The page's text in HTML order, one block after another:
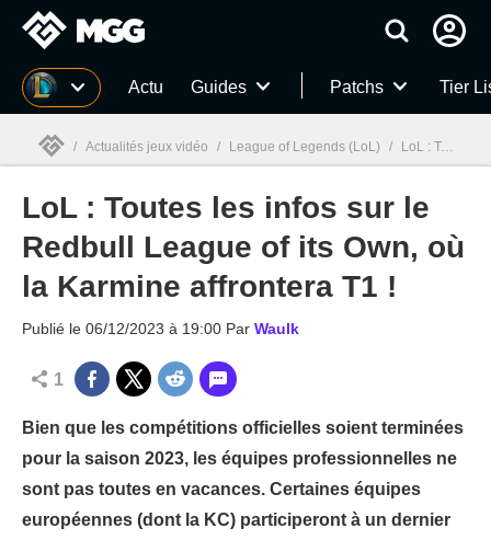
MGG Actu Guides Patchs Tier
MGG
/ Actualités jeux vidéo / League of Legends (LoL) / LoL : Toutes les infos sur le Redbull League of its Own, où la Karmine affrontera T1 !
LoL : Toutes les infos sur le
Redbull League of its Own, où
la Karmine affrontera T1 !
Publié le 06/12/2023 à 19:00 Par Waulk
1
Bien que les compétitions officielles soient terminées
pour la saison 2023, les équipes professionnelles ne
sont pas toutes en vacances. Certaines équipes
européennes (dont la KC) participeront à un dernier